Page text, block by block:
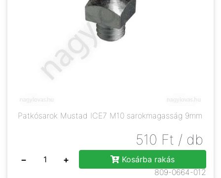
Patkósarok Mustad ICE7 M10 sarokmagasság 9mm
510 Ft / db
− +
Kosárba rakás
809-0664-012